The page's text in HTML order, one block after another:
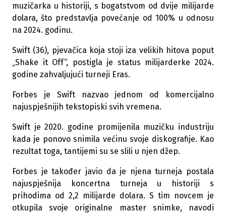
muzičarka u historiji, s bogatstvom od dvije milijarde
dolara, što predstavlja povećanje od 100% u odnosu
na 2024. godinu.
Swift (36), pjevačica koja stoji iza velikih hitova poput
„Shake it Off“, postigla je status milijarderke 2024.
godine zahvaljujući turneji Eras.
Forbes je Swift nazvao jednom od komercijalno
najuspješnijih tekstopiski svih vremena.
Swift je 2020. godine promijenila muzičku industriju
kada je ponovo snimila većinu svoje diskografije. Kao
rezultat toga, tantijemi su se slili u njen džep.
Forbes je također javio da je njena turneja postala
najuspješnija koncertna turneja u historiji s
prihodima od 2,2 milijarde dolara. S tim novcem je
otkupila svoje originalne master snimke, navodi